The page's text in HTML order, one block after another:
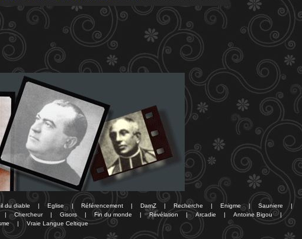
du diable | Eglise | Référencement | DamZ | Recherche | Enigme | Sauniere
|
| Chercheur | Gisors | Fin du monde | Révélation | Arcadie | Antoine Bigou
|
| Vraie Langue Celtique